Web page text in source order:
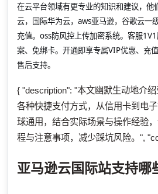
在云平台领域有更专业的知识和建议，他
云，国际华为云，aws亚马逊，谷歌云一
充值。oss防风控上传加密系统。客服
案、免绑卡。开通即享专属VIP优惠、充
售后支持。
{ "description": "本文幽默生动地介
各种快捷支付方式，从信用卡到电
球通用，结合实际场景与操作经验
程与注意事项，减少踩坑风险。",
亚马逊云国际站支持哪